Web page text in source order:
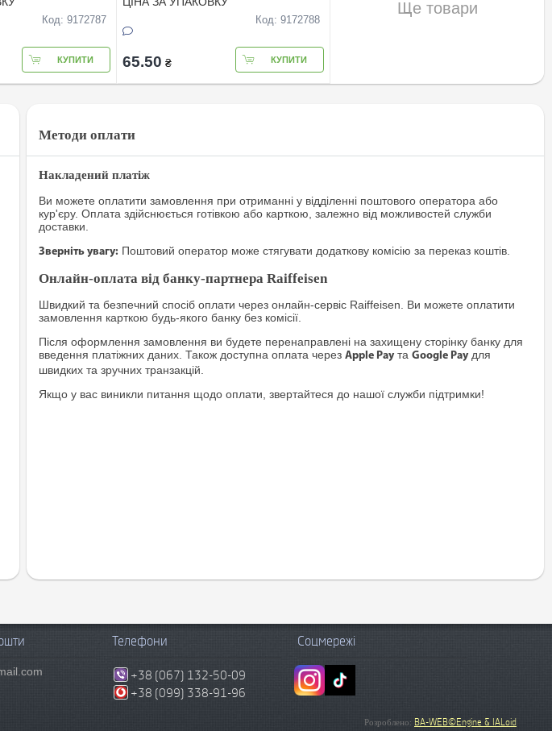
Код: 9172787
КУПИТИ
Код: 9172788
65.50 ₴ КУПИТИ
Ще товари
Методи оплати
Накладений платіж
Ви можете оплатити замовлення при отриманні у відділенні поштового оператора або
кур'єру. Оплата здійснюється готівкою або карткою, залежно від можливостей служби
доставки.
Зверніть увагу: Поштовий оператор може стягувати додаткову комісію за переказ коштів.
Онлайн-оплата від банку-партнера Raiffeisen
Швидкий та безпечний спосіб оплати через онлайн-сервіс Raiffeisen. Ви можете оплатити
замовлення карткою будь-якого банку без комісії.
Після оформлення замовлення ви будете перенаправлені на захищену сторінку банку для
введення платіжних даних. Також доступна оплата черезApple Pay таGoogle Pay для
швидких та зручних транзакцій.
Якщо у вас виникли питання щодо оплати, звертайтеся до нашої служби підтримки!
Телефони
+38 (067) 132-50-09
+38 (099) 338-91-96
Соцмережі
Розроблено: BA-WEB©Engine & IALoid